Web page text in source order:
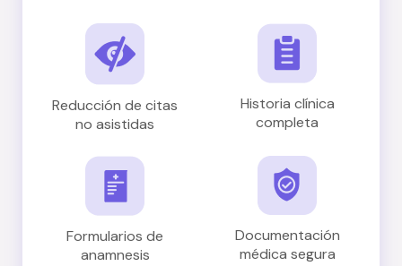
Reducción de citas
no asistidas
Historia clínica
completa
Formularios de
anamnesis
Documentación
médica segura